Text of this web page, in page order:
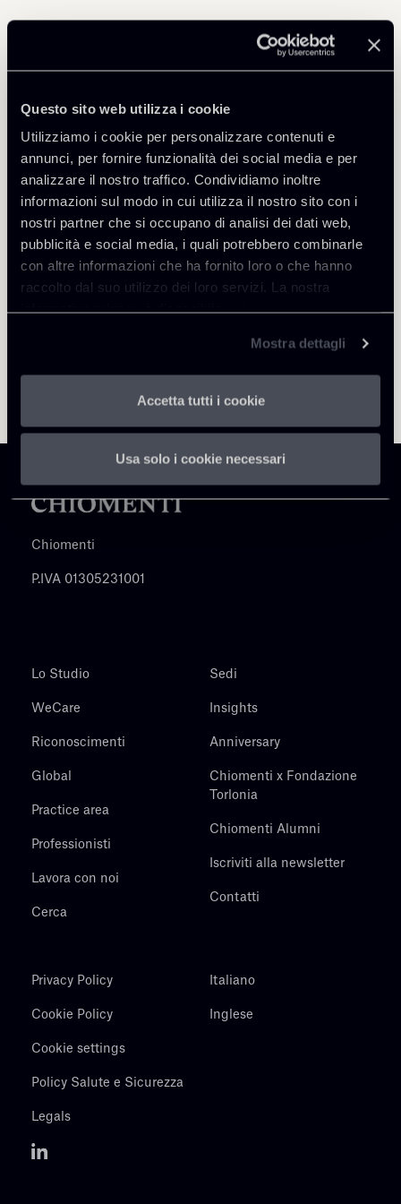
Questo sito web utilizza i cookie
Utilizziamo i cookie per personalizzare contenuti e
annunci, per fornire funzionalità dei social media e per
analizzare il nostro traffico. Condividiamo inoltre
informazioni sul modo in cui utilizza il nostro sito con i
nostri partner che si occupano di analisi dei dati web,
pubblicità e social media, i quali potrebbero combinarle
con altre informazioni che ha fornito loro o che hanno
raccolto dal suo utilizzo dei loro servizi. La nostra
informativa privacy è disponibilequi.
Mostra dettagli
Accetta tutti i cookie
Usa solo i cookie necessari
Torna agli Insights
Raffaele Russo
SEDI
Roma
Chiomenti
P.IVA 01305231001
Lo Studio
WeCare
Riconoscimenti
Global
Practice area
Professionisti
Lavora con noi
Cerca
Sedi
Insights
Anniversary
Chiomenti x Fondazione
Torlonia
Chiomenti Alumni
Iscriviti alla newsletter
Contatti
Privacy Policy
Cookie Policy
Cookie settings
Policy Salute e Sicurezza
Legals
Italiano
Inglese